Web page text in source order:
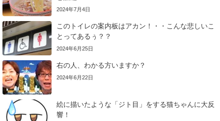
2024年7月4日
このトイレの案内板はアカン！・・こんな悲しいこ
とってあるぅ？？
2024年6月25日
右の人、わかる方いますか？
2024年6月22日
絵に描いたような「ジト目」をする猫ちゃんに大反
響！